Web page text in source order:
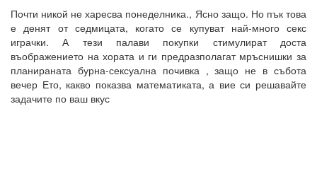
Почти никой не харесва понеделника., Ясно защо. Но пък това
е денят от седмицата, когато се купуват най-много секс
играчки. А тези палави покупки стимулират доста
въображението на хората и ги предразполагат мръснишки за
планираната бурна-сексуална почивка , защо не в събота
вечер Ето, какво показва математиката, а вие си решавайте
задачите по ваш вкус